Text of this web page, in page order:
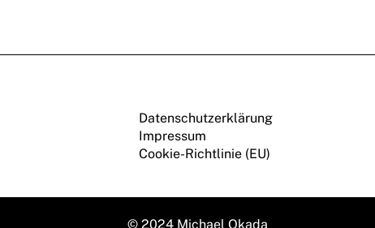
Datenschutzerklärung
Impressum
Cookie-Richtlinie (EU)
© 2024 Michael Okada